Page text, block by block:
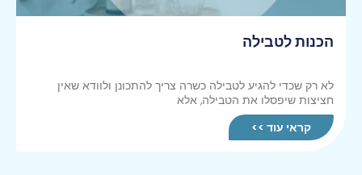
הכנות לטבילה
לא רק שכדי להגיע לטבילה כשרה צריך להתכונן ולוודא שאין
חציצות שיפסלו את הטבילה, אלא
קראי עוד >>